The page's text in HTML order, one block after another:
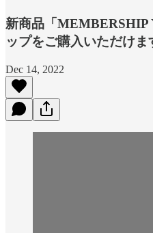
新商品「MEMBERSHIP
ップをご購入いただけま
Dec 14, 2022